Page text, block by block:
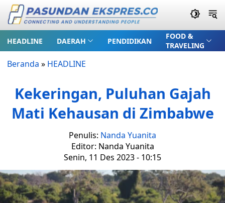
HEADLINE DAERAH PENDIDIKAN
FOOD &
TRAVELING
Beranda » HEADLINE
Kekeringan, Puluhan Gajah
Mati Kehausan di Zimbabwe
Penulis: Nanda Yuanita
Editor: Nanda Yuanita
Senin, 11 Des 2023 - 10:15